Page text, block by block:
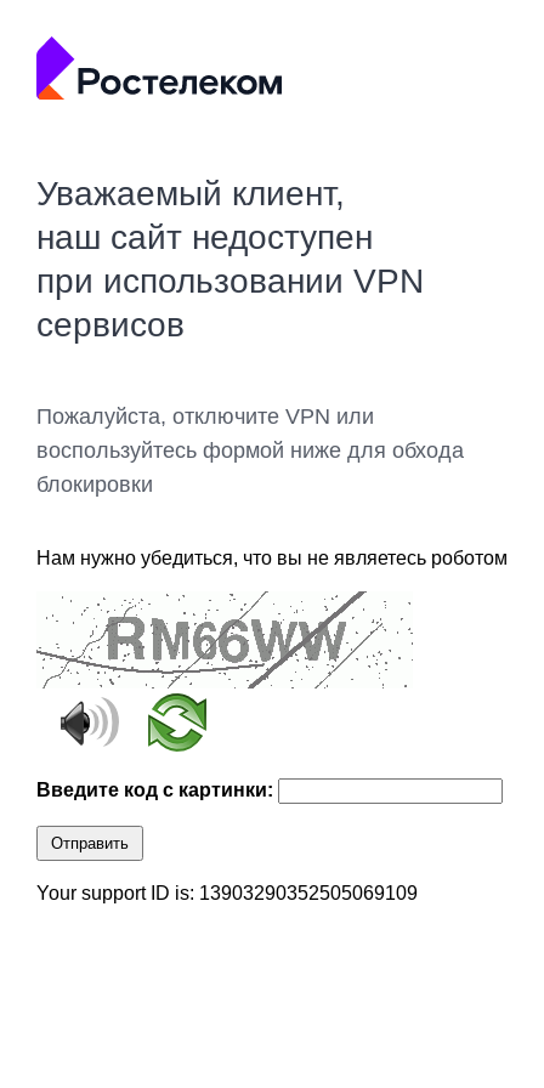
Уважаемый клиент,
наш сайт недоступен
при использовании VPN
сервисов
Пожалуйста, отключите VPN или
воспользуйтесь формой ниже для обхода
блокировки
Нам нужно убедиться, что вы не являетесь роботом
Введите код с картинки:
Отправить
Your support ID is: 13903290352505069109